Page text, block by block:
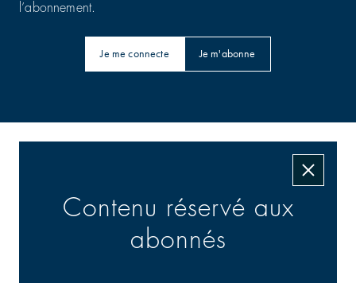
l’abonnement.
Je me connecte Je m'abonne
Contenu réservé aux
abonnés